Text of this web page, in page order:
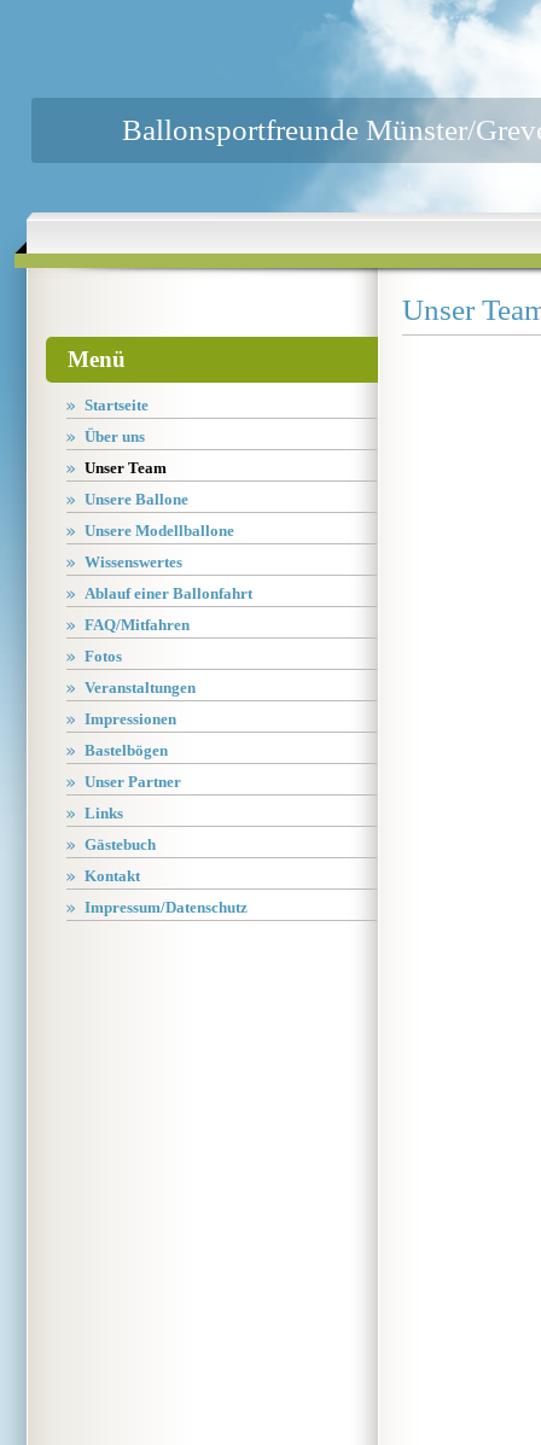
Ballonsportfreunde Münster/
Menü
Startseite
Über uns
Unser Team
Unsere Ballone
Unsere Modellballone
Wissenswertes
Ablauf einer Ballonfahrt
FAQ/Mitfahren
Fotos
Veranstaltungen
Impressionen
Bastelbögen
Unser Partner
Links
Gästebuch
Kontakt
Impressum/Datenschutz
Unser